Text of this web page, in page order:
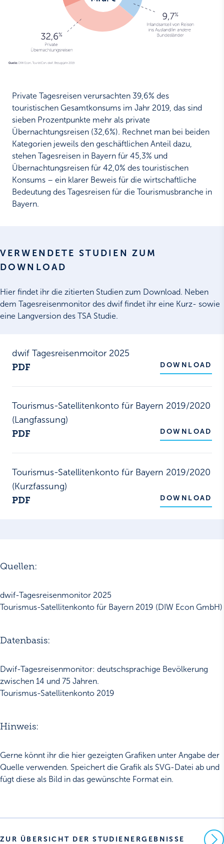
Private Tagesreisen verursachten 39,6% des
touristischen Gesamtkonsums im Jahr 2019, das sind
sieben Prozentpunkte mehr als private
Übernachtungsreisen (32,6%). Rechnet man bei beiden
Kategorien jeweils den geschäftlichen Anteil dazu,
stehen Tagesreisen in Bayern für 45,3% und
Übernachtungsreisen für 42,0% des touristischen
Konsums – ein klarer Beweis für die wirtschaftliche
Bedeutung des Tagesreisen für die Tourismusbranche in
Bayern.
VERWENDETE STUDIEN ZUM
DOWNLOAD
Hier findet ihr die zitierten Studien zum Download. Neben
dem Tagesreisenmonitor des dwif findet ihr eine Kurz- sowie
eine Langversion des TSA Studie.
PDF
dwif Tagesreisenmoitor 2025
DOWNLOAD
PDF
Tourismus-Satellitenkonto für Bayern 2019/2020
(Langfassung)
DOWNLOAD
PDF
Tourismus-Satellitenkonto für Bayern 2019/2020
(Kurzfassung)
DOWNLOAD
Quellen:
dwif-Tagesreisenmonitor 2025
Tourismus-Satellitenkonto für Bayern 2019 (DIW Econ GmbH)
Datenbasis:
Dwif-Tagesreisenmonitor: deutschsprachige Bevölkerung
zwischen 14 und 75 Jahren.
Tourismus-Satellitenkonto 2019
Hinweis:
Gerne könnt ihr die hier gezeigten Grafiken unter Angabe der
Quelle verwenden. Speichert die Grafik als SVG-Datei ab und
fügt diese als Bild in das gewünschte Format ein.
ZUR ÜBERSICHT DER STUDIENERGEBNISSE